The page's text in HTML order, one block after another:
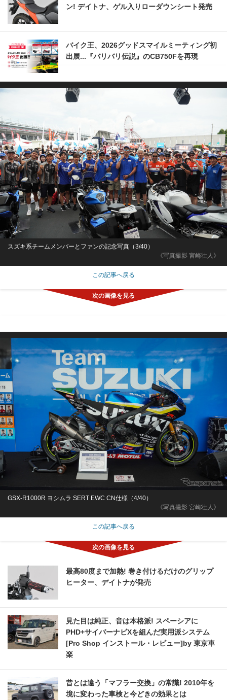
ン! デイトナ、ゲル入りローダウンシート発売
バイク王、2026グッドスマイルミーティング初
出展...『バリバリ伝説』のCB750Fを再現
《写真撮影 宮崎壮人》
スズキ系チームメンバーとファンの記念写真（3/40）
この記事へ戻る
《写真撮影 宮崎壮人》
GSX-R1000R ヨシムラ SERT EWC CN仕様（4/40）
この記事へ戻る
最高80度まで加熱! 巻き付けるだけのグリップ
ヒーター、デイトナが発売
見た目は純正、音は本格派! スペーシアに
PHD+サイバーナビXを組んだ実用派システム
[Pro Shop インストール・レビュー]by 東京車
楽
昔とは違う「マフラー交換」の常識! 2010年を
境に変わった車検と今どきの効果とは